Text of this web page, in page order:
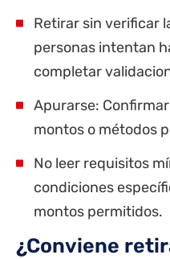
Retirar sin verificar
personas intentan
completar
Apurarse:
montos o métodos
No leer requisitos
condiciones
montos permitidos.
¿Conviene